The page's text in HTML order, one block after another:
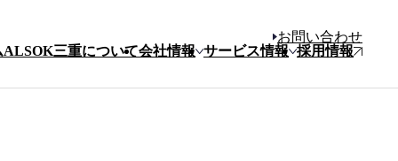
お問い合わせ
ALSOK三重について会社情報 サービス情報 採用情報